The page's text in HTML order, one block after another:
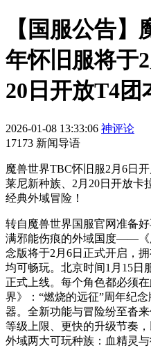
【国服公告
年怀旧服将于
20日开放T4团
2026-01-08 13:33:06 神评论
17173 新闻导语
魔兽世界TBC怀旧服2月6日
莱尼新种族、2月20日开放卡
经典外域冒险！
转自魔兽世界国服官网准备
满邪能伤痕的外域国度——《
念版将于2月6日正式开启，
均可畅玩。北京时间1月15日
正式上线。每个角色都必须
界》：“燃烧的远征”周年纪
器。全新功能与冒险纷至沓
等级上限、更快的升级节奏
外域两大可玩种族：血精灵